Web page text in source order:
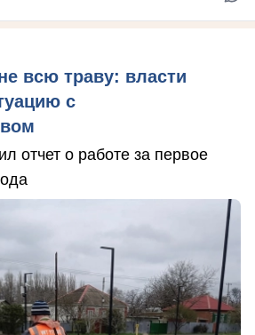
всю траву: власти
с
отчет о работе за первое